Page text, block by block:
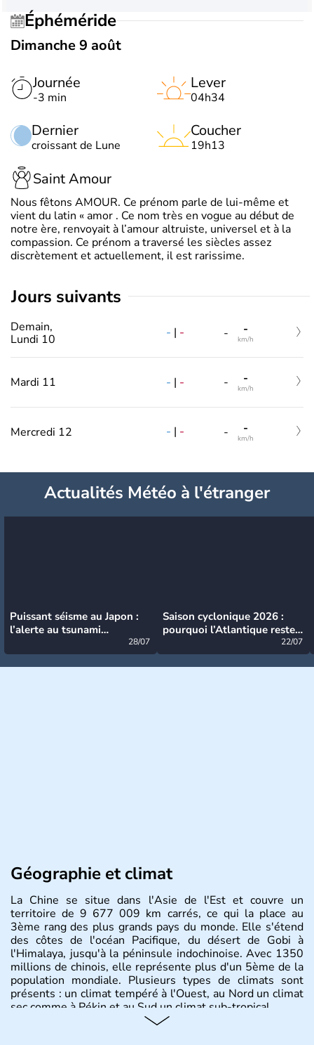
Éphéméride
Dimanche 9 août
Journée
-3 min
Dernier
croissant de Lune
Lever
04h34
Coucher
19h13
Saint Amour
Nous fêtons AMOUR. Ce prénom parle de lui-même et
vient du latin « amor . Ce nom très en vogue au début de
notre ère, renvoyait à l’amour altruiste, universel et à la
compassion. Ce prénom a traversé les siècles assez
discrètement et actuellement, il est rarissime.
jours suivants
Demain,
Lundi 10
- | - - -
km/h
Mardi 11 - | - - -
km/h
Mercredi 12 - | - - -
km/h
Actualités Météo à l'étranger
Puissant séisme au Japon :
l’alerte au tsunami
28/07
Saison cyclonique 2026 :
pourquoi l’Atlantique reste
22/07
Géographie et climat
La Chine se situe dans l'Asie de l'Est et couvre un
territoire de 9 677 009 km carrés, ce qui la place au
3ème rang des plus grands pays du monde. Elle s'étend
des côtes de l'océan Pacifique, du désert de Gobi à
l'Himalaya, jusqu'à la péninsule indochinoise. Avec 1350
millions de chinois, elle représente plus d'un 5ème de la
population mondiale. Plusieurs types de climats sont
présents : un climat tempéré à l'Ouest, au Nord un climat
sec comme à Pékin et au Sud un climat sub-tropical.